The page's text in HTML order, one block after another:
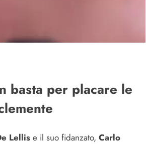
basta per placare le
Lellis e il suo fidanzato, Carlo